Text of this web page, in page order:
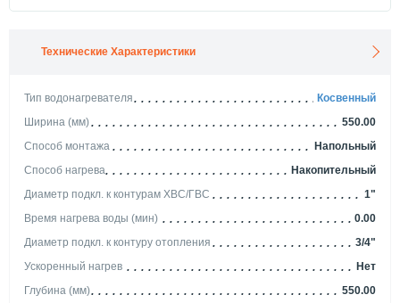
Технические Характеристики
Тип водонагревателя
Косвенный
Ширина (мм)
550.00
Способ монтажа
Напольный
Способ нагрева
Накопительный
Диаметр подкл. к контурам ХВС/ГВС
1"
Время нагрева воды (мин)
0.00
Диаметр подкл. к контуру отопления
3/4"
Ускоренный нагрев
Нет
Глубина (мм)
550.00